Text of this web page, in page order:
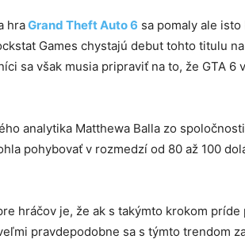
hraGrand Theft Auto 6 sa pomaly ale
Games chystajú debut tohto titulu
sa však musia pripraviť na to, že GTA
analytika Matthewa Balla zo
pohybovať v rozmedzí od 80 až 100
hráčov je, že ak s takýmto krokom
pravdepodobne sa s týmto trendom